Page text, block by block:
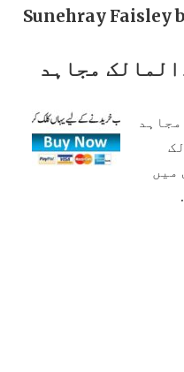
Sunehray Faisley
مجاہد
میں